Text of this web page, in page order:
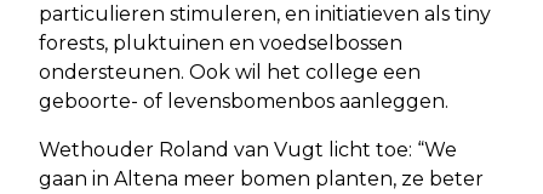
particulieren stimuleren, en initiatieven als tiny
forests, pluktuinen en voedselbossen
ondersteunen. Ook wil het college een
geboorte- of levensbomenbos aanleggen.
Wethouder Roland van Vugt licht toe: “We
gaan in Altena meer bomen planten, ze beter